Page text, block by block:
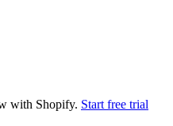
with Shopify. Start free trial